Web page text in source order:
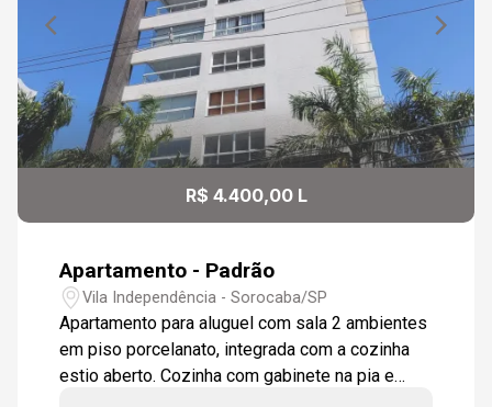
R$ 4.400,00 L
Apartamento - Padrão
Vila Independência - Sorocaba/SP
Apartamento para aluguel com sala 2 ambientes
em piso porcelanato, integrada com a cozinha
estio aberto. Cozinha com gabinete na pia e